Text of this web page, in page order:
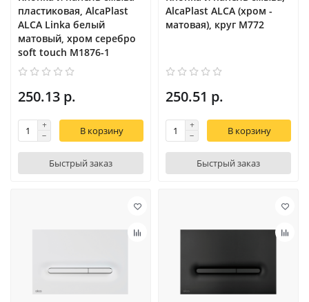
пластиковая, AlcaPlast
ALCA Linka белый
матовый, хром серебро
soft touch M1876-1
250.13 р.
В корзину
Быстрый заказ
AlcaPlast ALCA (хром -
матовая), круг M772
250.51 р.
В корзину
Быстрый заказ